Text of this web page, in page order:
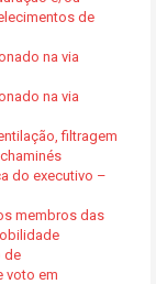
de
na via
na via
filtragem
do executivo –
membros das
de
voto em